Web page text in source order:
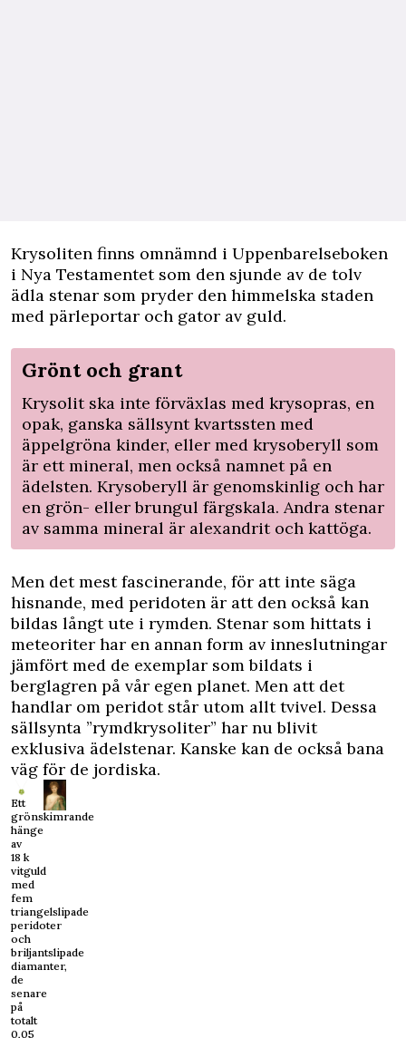
Krysoliten finns omnämnd i Uppenbarelseboken
i Nya Testamentet som den sjunde av de tolv
ädla stenar som pryder den himmelska staden
med pärleportar och gator av guld.
Grönt och grant
Krysolit ska inte förväxlas med krysopras, en
opak, ganska sällsynt kvartssten med
äppelgröna kinder, eller med krysoberyll som
är ett mineral, men också namnet på en
ädelsten. Krysoberyll är genomskinlig och har
en grön- eller brungul färgskala. Andra stenar
av samma mineral är alexandrit och kattöga.
Men det mest fascinerande, för att inte säga
hisnande, med peridoten är att den också kan
bildas långt ute i rymden. Stenar som hittats i
meteoriter har en annan form av inneslutningar
jämfört med de exemplar som bildats i
berglagren på vår egen planet. Men att det
handlar om peridot står utom allt tvivel. Dessa
sällsynta ”rymdkrysoliter” har nu blivit
exklusiva ädelstenar. Kanske kan de också bana
väg för de jordiska.
Ett
grönskimrande
hänge
av
18 k
vitguld
med
fem
triangelslipade
peridoter
och
briljantslipade
diamanter,
de
senare
på
totalt
0,05